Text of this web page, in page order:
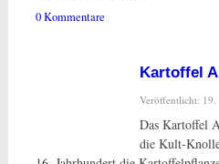
0 Kommentare
Kartoffel
Veröffentlicht: 19.
Das Kartoffel
die Kult-